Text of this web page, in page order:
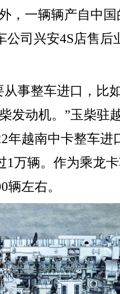
，一辆辆产自中
公司兴安4S店售后
从事整车进口，比
发动机。”玉柴驻
年越南中卡整车进
1万辆。作为乘龙
辆左右。